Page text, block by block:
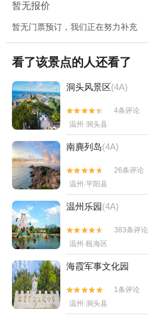
暂无报价
暂无门票预订，我们正在努力补充
看了该景点的人还看了
洞头风景区(4A)


4条评论
温州·洞头县
南麂列岛(4A)


26条评论
温州·平阳县
温州乐园(4A)


383条评论
温州·瓯海区
海霞军事文化园


1条评论
温州·洞头县